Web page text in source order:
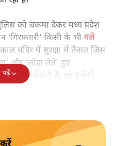
को चकमा देकर मध्य प्रदेश
किसी के भी गले
मंदिर में सुरक्षा में तैनात जिस
और ‘लोहा लेते’ हुए
का कर्मचारी है, वह एजेंसी
है।